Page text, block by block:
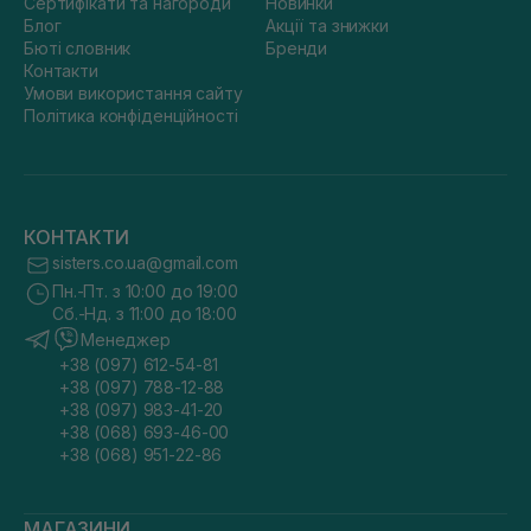
Блог
Бюті словник
Контакти
Умови використання сайту
Політика конфіденційності
Акції та знижки
Бренди
КОНТАКТИ
sisters.co.ua@gmail.com
Пн.-Пт. з 10:00 до 19:00
Сб.-Нд. з 11:00 до 18:00
Менеджер
+38 (097) 612-54-81
+38 (097) 788-12-88
+38 (097) 983-41-20
+38 (068) 693-46-00
+38 (068) 951-22-86